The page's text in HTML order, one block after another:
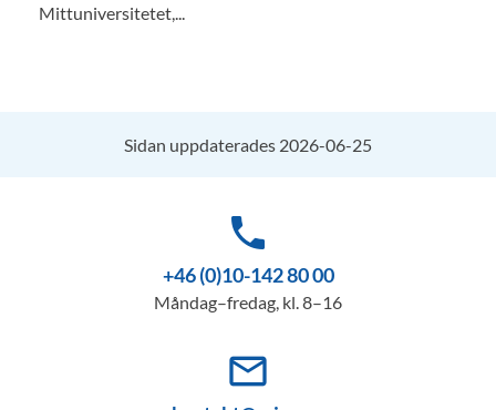
Mittuniversitetet,...
Sidan uppdaterades 2026-06-25
phone
+46 (0)10-142 80 00
Måndag–fredag, kl. 8–16
mail_outline